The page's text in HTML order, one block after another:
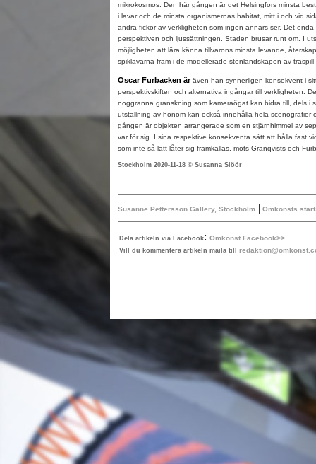
mikrokosmos. Den här gången är det Helsingfors minsta
i lavar och de minsta organismernas habitat, mitt i och vid
andra fickor av verkligheten som ingen annars ser. Det
perspektiven och ljussättningen. Staden brusar runt om. I
möjligheten att lära känna tillvarons minsta levande,
spiklavarna fram i de modellerade stenlandskapen av
Oscar Furbacken äräven han synnerligen konsekvent i
perspektivskiften och alternativa ingångar till verkligheten.
noggranna granskning som kameraögat kan bidra till, dels i
utställning av honom kan också innehålla hela scenografier
gången är objekten arrangerade som en stjärnhimmel av
var för sig. I sina respektive konsekventa sätt att hålla fast
som inte så lätt låter sig framkallas, möts Granqvists och
Stockholm 2020-11-18 © Susanna Slöör
Susanne Pettersson Gallery, Stockholm | Omkonsts
Dela artikeln via Facebook: Omkonst Facebook>>
Vill du kommentera artikeln maila till